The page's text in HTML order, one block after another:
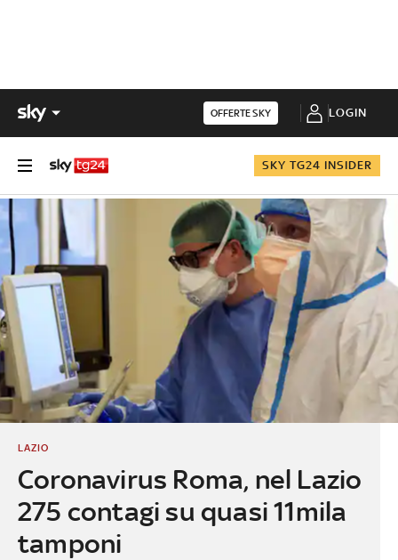
OFFERTE SKY LOGIN
SKY TG24 INSIDER
Coronavirus Roma, nel Lazio
275 contagi su quasi 11mila
tamponi
LAZIO